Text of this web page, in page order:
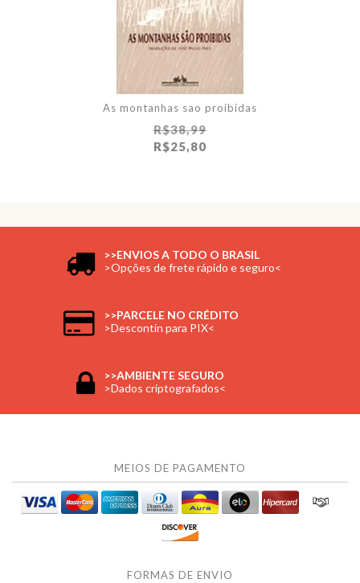
As montanhas sao proibidas
R$38,99
R$25,80
>>ENVIOS A TODO O BRASIL
>Opções de frete rápido e seguro<
>>PARCELE NO CRÉDITO
>Descontin para PIX<
>>AMBIENTE SEGURO
>Dados criptografados<
MEIOS DE PAGAMENTO
FORMAS DE ENVIO